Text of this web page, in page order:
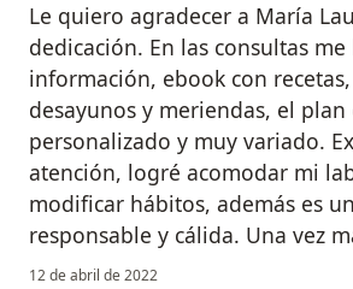
Le quiero agradecer a María
dedicación. En las consultas
información, ebook con
desayunos y meriendas, el plan
personalizado y muy variado.
atención, logré acomodar mi
modificar hábitos, además es
responsable y cálida. Una vez
12 de abril de 2022